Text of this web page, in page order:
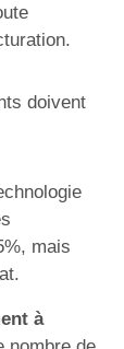
doivent
mais
à